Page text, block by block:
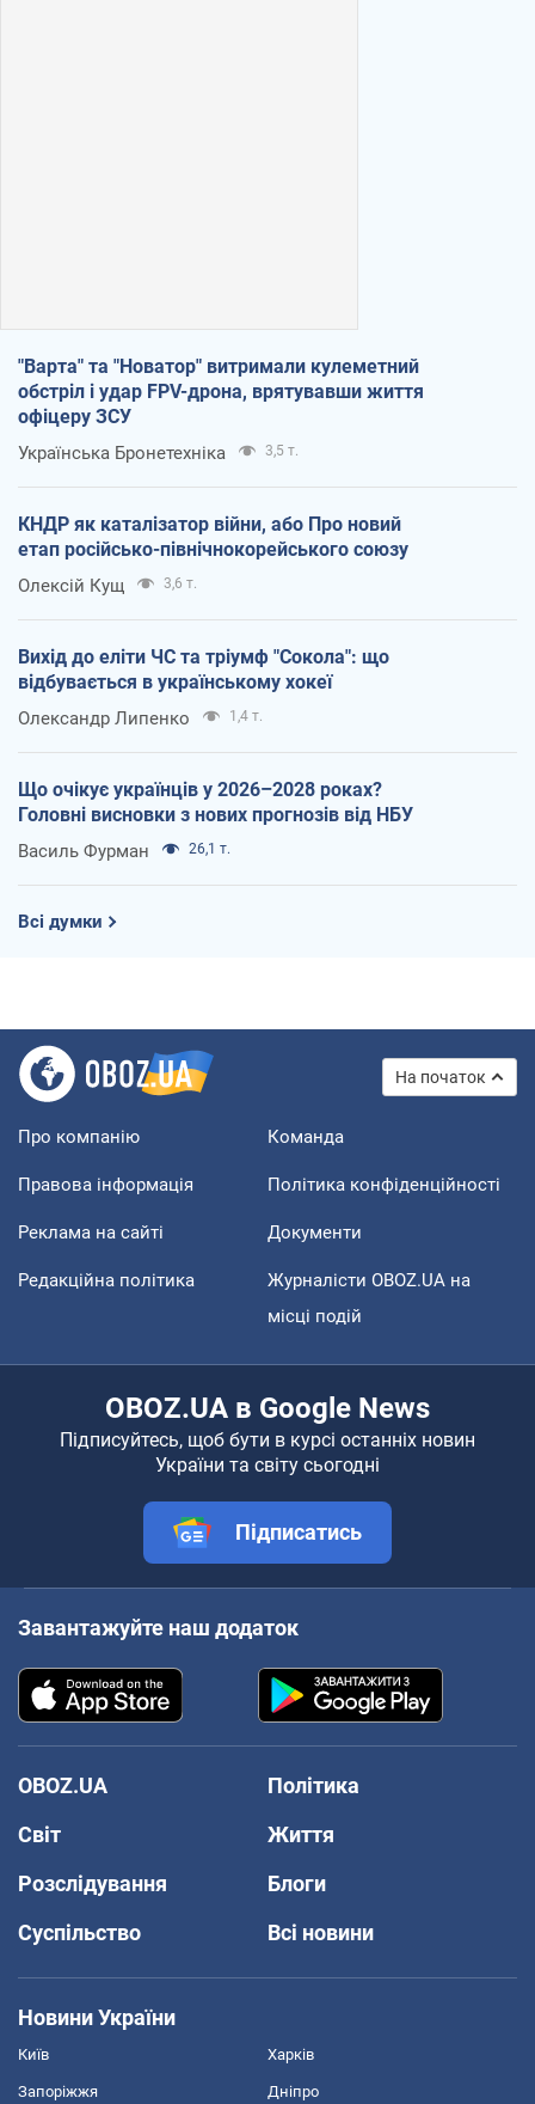
"Варта" та "Новатор" витримали кулеметний
обстріл і удар FPV-дрона, врятувавши життя
офіцеру ЗСУ
Українська Бронетехніка 3,5 т.
КНДР як каталізатор війни, або Про новий
етап російсько-північнокорейського союзу
Олексій Кущ 3,6 т.
Вихід до еліти ЧС та тріумф "Сокола": що
відбувається в українському хокеї
Олександр Липенко 1,4 т.
Що очікує українців у 2026–2028 роках?
Головні висновки з нових прогнозів від НБУ
Василь Фурман 26,1 т.
Всі думки
На початок
Про компанію Команда
Правова інформація Політика конфіденційності
Реклама на сайті Документи
Редакційна політика
Журналісти OBOZ.UA на
місці подій
OBOZ.UA в Google News
Підписуйтесь, щоб бути в курсі останніх новин
України та світу сьогодні
Підписатись
Завантажуйте наш додаток
OBOZ.UA
Політика
Світ
Життя
Розслідування
Блоги
Суспільство
Всі новини
Новини України
Київ Харків
Запоріжжя Дніпро